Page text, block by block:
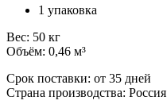
1 упаковка
Вес: 50 кг
Объём: 0,46 м³
Срок поставки: от 35 дней
Страна производства: Россия